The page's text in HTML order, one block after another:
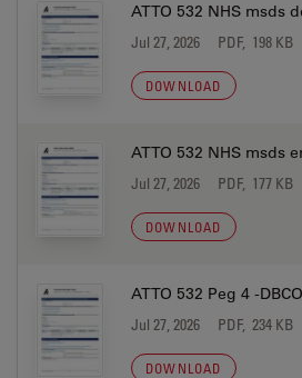
ATTO 532 NHS msds
Jul 27, 2026 PDF, 198 KB
DOWNLOAD
ATTO 532 NHS msds
Jul 27, 2026 PDF, 177 KB
DOWNLOAD
ATTO 532 Peg 4 -
Jul 27, 2026 PDF, 234 KB
DOWNLOAD